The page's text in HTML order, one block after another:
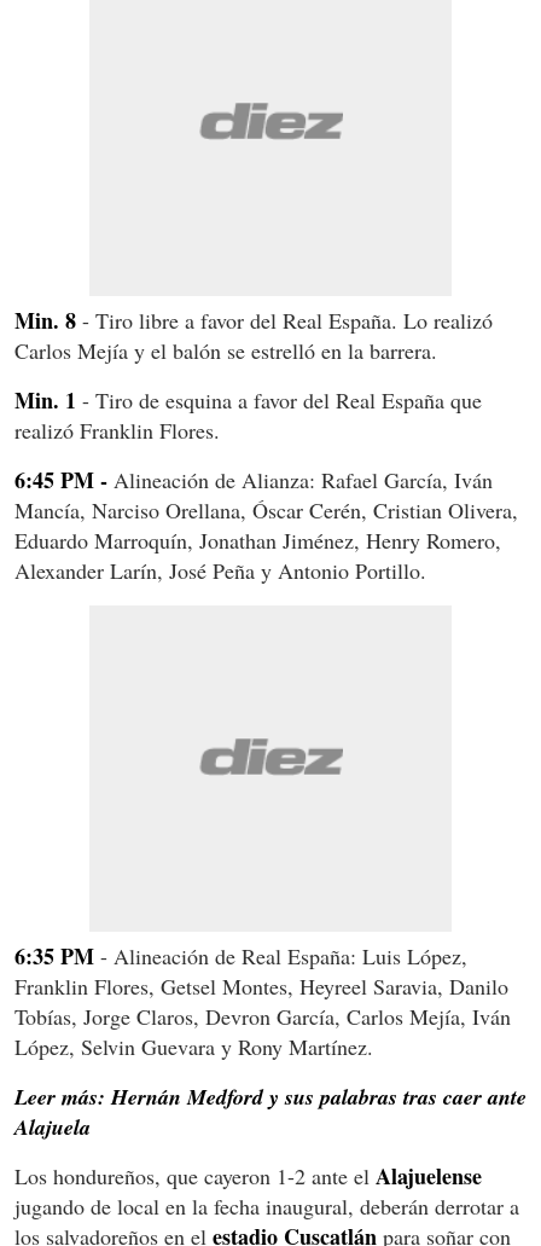
Min. 8 - Tiro libre a favor del Real España. Lo realizó
Carlos Mejía y el balón se estrelló en la barrera.
Min. 1 - Tiro de esquina a favor del Real España que
realizó Franklin Flores.
6:45 PM - Alineación de Alianza: Rafael García, Iván
Mancía, Narciso Orellana, Óscar Cerén, Cristian Olivera,
Eduardo Marroquín, Jonathan Jiménez, Henry Romero,
Alexander Larín, José Peña y Antonio Portillo.
6:35 PM - Alineación de Real España: Luis López,
Franklin Flores, Getsel Montes, Heyreel Saravia, Danilo
Tobías, Jorge Claros, Devron García, Carlos Mejía, Iván
López, Selvin Guevara y Rony Martínez.
Leer más: Hernán Medford y sus palabras tras caer ante
Alajuela
Los hondureños, que cayeron 1-2 ante el Alajuelense
jugando de local en la fecha inaugural, deberán derrotar a
los salvadoreños en el estadio Cuscatlán para soñar con